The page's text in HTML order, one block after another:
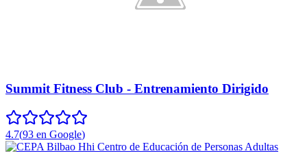
Summit Fitness Club - Entrenamiento Dirigido
4.7(93 en Google)